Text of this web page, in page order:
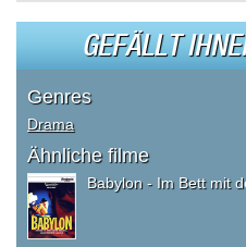
GEFÄLLT
Genres
Drama
Ähnliche filme
Babylon - Im Bett mit